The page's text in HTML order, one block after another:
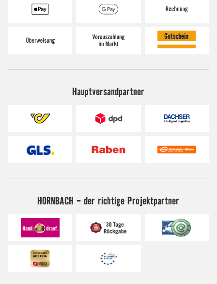
Hauptversandpartner
HORNBACH - der richtige Projektpartner